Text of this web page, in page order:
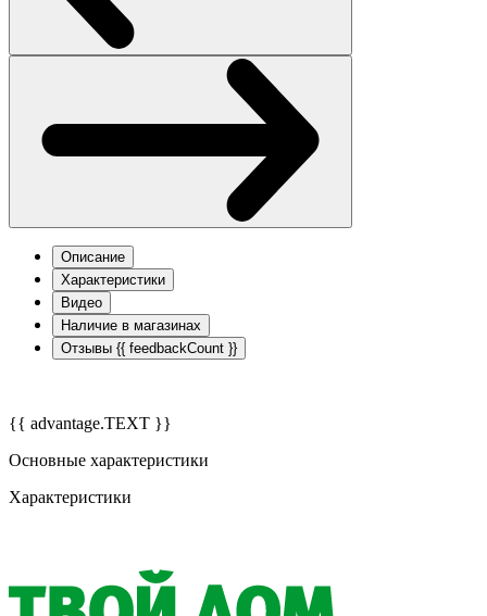
Описание
Характеристики
Видео
Наличие в магазинах
Отзывы {{ feedbackCount }}
{{ advantage.TEXT }}
Основные характеристики
Характеристики